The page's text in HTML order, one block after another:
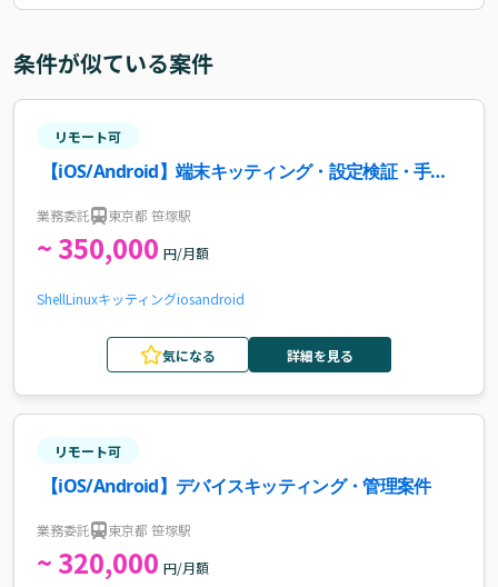
条件が似ている案件
リモート可
【iOS/Android】端末キッティング・設定検証・手順
業務委託 東京都 笹塚駅
~ 350,000 円/月額
ShellLinuxキッティングiosandroid
気になる 詳細を見る
リモート可
【iOS/Android】デバイスキッティング・管理案件
業務委託 東京都 笹塚駅
~ 320,000 円/月額